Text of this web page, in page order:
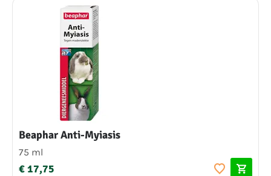
Beaphar Anti-Myiasis
75 ml
€ 17,75